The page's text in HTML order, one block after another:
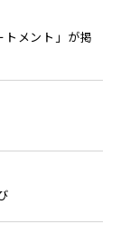
トメント」が掲